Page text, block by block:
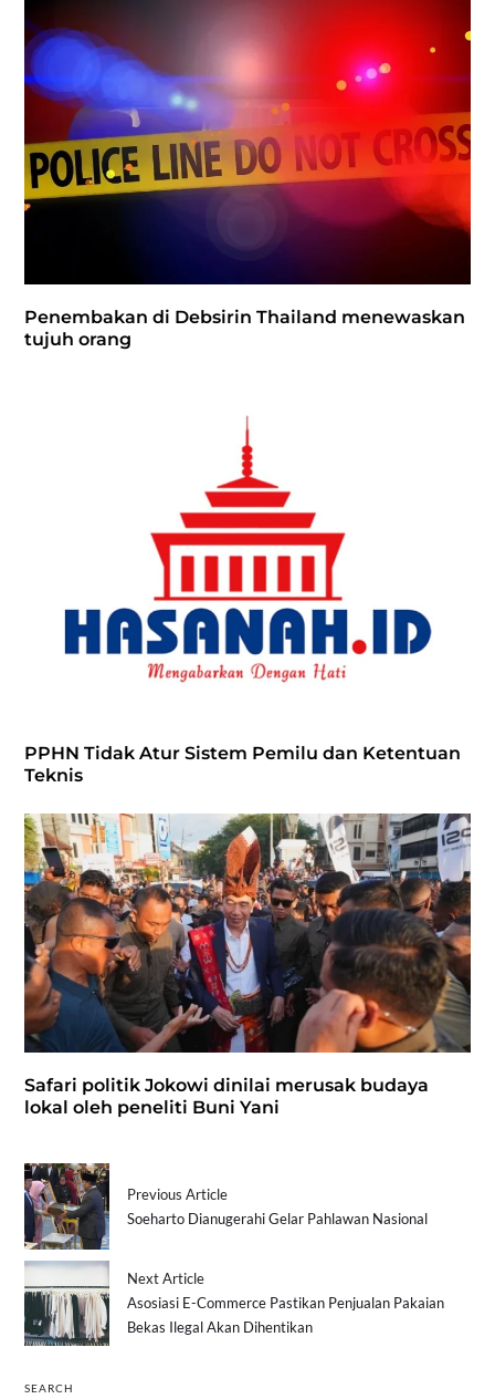
Penembakan di Debsirin Thailand menewaskan
tujuh orang
PPHN Tidak Atur Sistem Pemilu dan Ketentuan
Teknis
Safari politik Jokowi dinilai merusak budaya
lokal oleh peneliti Buni Yani
Previous Article
Soeharto Dianugerahi Gelar Pahlawan Nasional
Next Article
Asosiasi E-Commerce Pastikan Penjualan Pakaian
Bekas Ilegal Akan Dihentikan
SEARCH